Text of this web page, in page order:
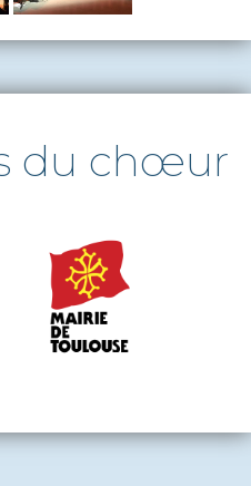
du chœur